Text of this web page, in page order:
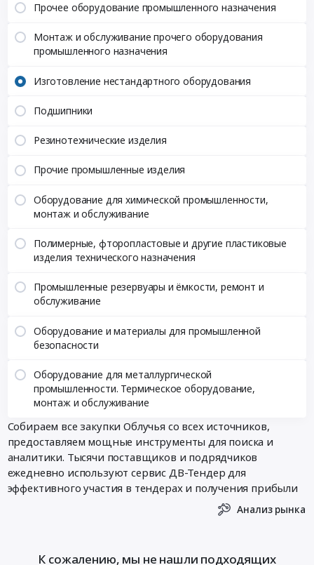
Прочее оборудование промышленного назначения
Монтаж и обслуживание прочего оборудования
промышленного назначения
Изготовление нестандартного оборудования
Подшипники
Резинотехнические изделия
Прочие промышленные изделия
Оборудование для химической промышленности,
монтаж и обслуживание
Полимерные, фторопластовые и другие пластиковые
изделия технического назначения
Промышленные резервуары и ёмкости, ремонт и
обслуживание
Оборудование и материалы для промышленной
безопасности
Оборудование для металлургической
промышленности. Термическое оборудование,
монтаж и обслуживание
Собираем все закупки Облучья со всех источников,
предоставляем мощные инструменты для поиска и
аналитики. Тысячи поставщиков и подрядчиков
ежедневно используют сервис ДВ-Тендер для
эффективного участия в тендерах и получения прибыли
Анализ рынка
К сожалению, мы не нашли подходящих